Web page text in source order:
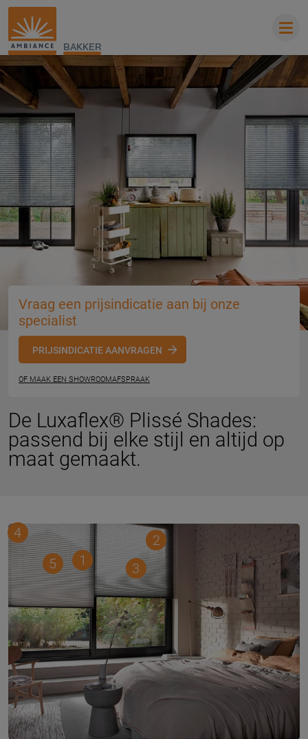
BAKKER
Vraag een prijsindicatie aan bij onze
specialist
PRIJSINDICATIE AANVRAGEN
OF MAAK EEN SHOWROOMAFSPRAAK
De Luxaflex® Plissé Shades:
passend bij elke stijl en altijd op
maat gemaakt.
1
2
3
4
5